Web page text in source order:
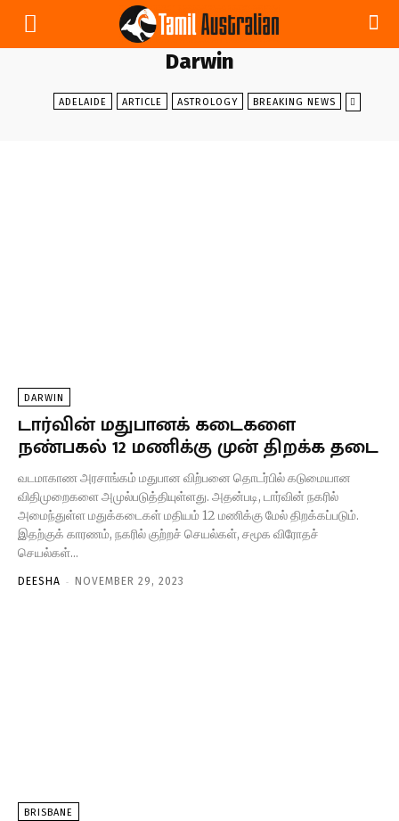
Darwin
ADELAIDE ARTICLE ASTROLOGY BREAKING NEWS
DARWIN
டார்வின் மதுபானக் கடைகளை
நண்பகல் 12 மணிக்கு முன் திறக்க தடை
வடமாகாண அரசாங்கம் மதுபான விற்பனை தொடர்பில் கடுமையான
விதிமுறைகளை அமுல்படுத்தியுள்ளது. அதன்படி, டார்வின் நகரில்
அமைந்துள்ள மதுக்கடைகள் மதியம் 12 மணிக்கு மேல் திறக்கப்படும்.
இதற்குக் காரணம், நகரில் குற்றச் செயல்கள், சமூக விரோதச்
செயல்கள்...
DEESHA - NOVEMBER 29, 2023
BRISBANE